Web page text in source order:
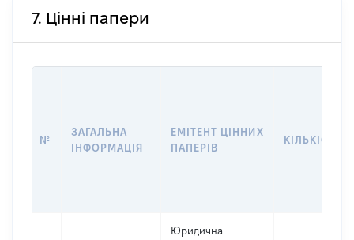
7. Цінні папери
№
ЗАГАЛЬНА
ІНФОРМАЦІЯ
ЕМІТЕНТ ЦІННИХ
ПАПЕРІВ
КІЛЬКІСТЬ
Юридична